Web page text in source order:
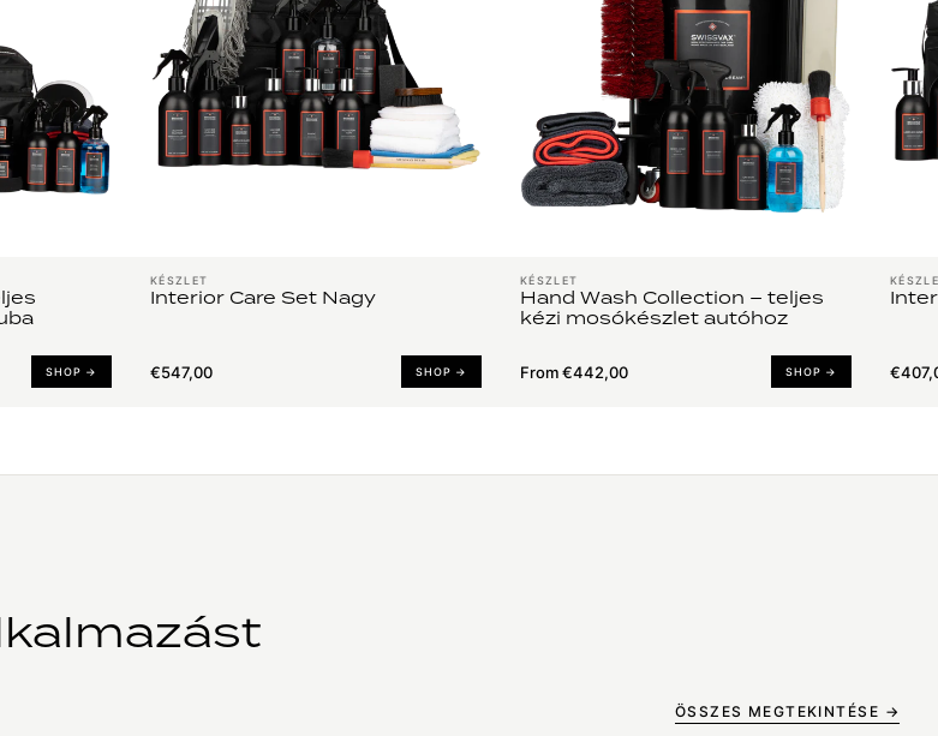
SHOP →
KÉSZLET
Interior Care Set Nagy
€547,00 SHOP →
KÉSZLET
Hand Wash Collection – teljes
kézi mosókészlet autóhoz
From €442,00 SHOP →
ÖSSZES MEGTEKINTÉSE →